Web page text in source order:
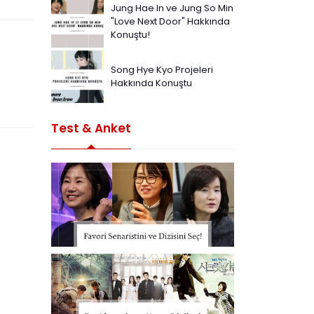
Jung Hae In ve Jung So Min
"Love Next Door" Hakkında
Konuştu!
Song Hye Kyo Projeleri
Hakkında Konuştu
Test & Anket